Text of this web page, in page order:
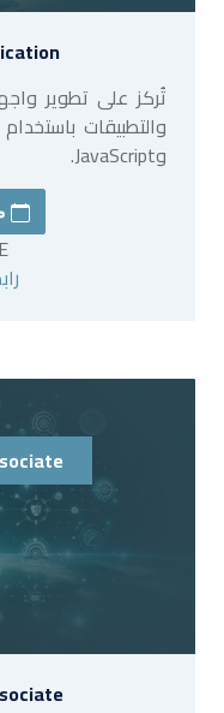
تُركز على تطوير
وJavaScript.